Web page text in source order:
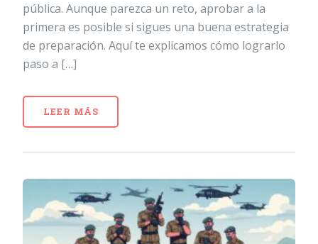
pública. Aunque parezca un reto, aprobar a la
primera es posible si sigues una buena estrategia
de preparación. Aquí te explicamos cómo lograrlo
paso a […]
LEER MÁS